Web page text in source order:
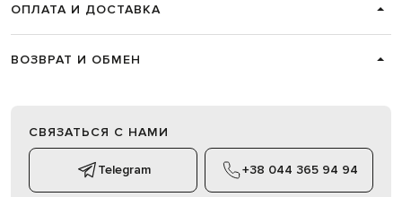
ОПЛАТА И ДОСТАВКА
ВОЗВРАТ И ОБМЕН
СВЯЗАТЬСЯ С НАМИ
Telegram +38 044 365 94 94